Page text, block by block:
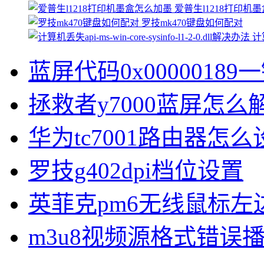
爱普生l1218打印机
罗技mk470键盘如何配对
计
蓝屏代码0x00000189
拯救者y7000蓝屏怎么
华为tc7001路由器怎么
罗技g402dpi档位设置
英菲克pm6无线鼠标左
m3u8视频源格式错误